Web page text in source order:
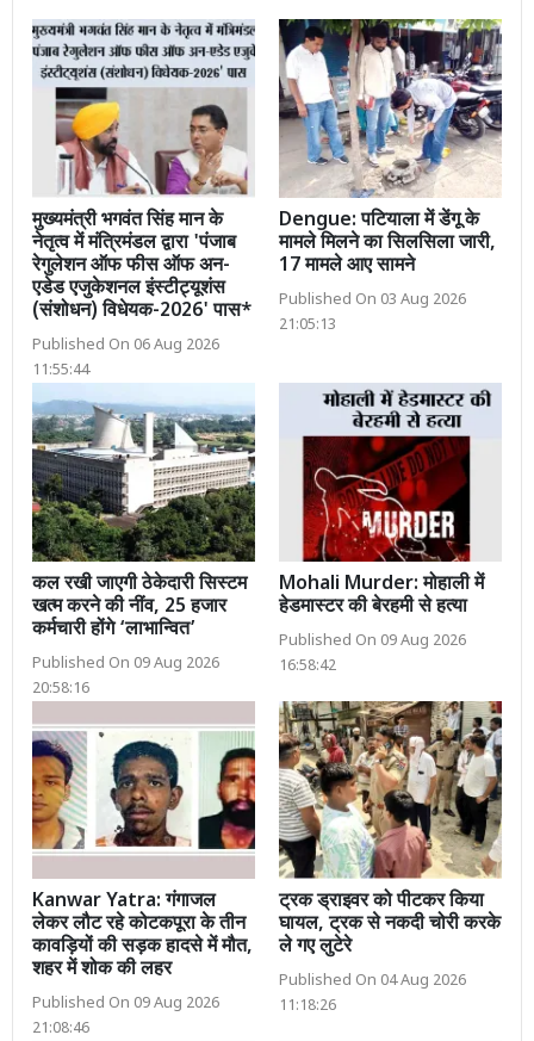
मुख्यमंत्री भगवंत सिंह मान के
नेतृत्व में मंत्रिमंडल द्वारा 'पंजाब
रेगुलेशन ऑफ फीस ऑफ अन-
एडेड एजुकेशनल इंस्टीट्यूशंस
(संशोधन) विधेयक-2026' पास*
Published On 06 Aug 2026
11:55:44
Dengue: पटियाला में डेंगू के
मामले मिलने का सिलसिला जारी,
17 मामले आए सामने
Published On 03 Aug 2026
21:05:13
कल रखी जाएगी ठेकेदारी सिस्टम
खत्म करने की नींव, 25 हजार
कर्मचारी होंगे ‘लाभान्वित’
Published On 09 Aug 2026
20:58:16
Mohali Murder: मोहाली में
हेडमास्टर की बेरहमी से हत्या
Published On 09 Aug 2026
16:58:42
Kanwar Yatra: गंगाजल
लेकर लौट रहे कोटकपूरा के तीन
कावड़ियों की सड़क हादसे में मौत,
शहर में शोक की लहर
Published On 09 Aug 2026
21:08:46
ट्रक ड्राइवर को पीटकर किया
घायल, ट्रक से नकदी चोरी करके
ले गए लुटेरे
Published On 04 Aug 2026
11:18:26